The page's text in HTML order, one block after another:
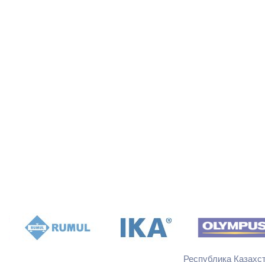
Республика